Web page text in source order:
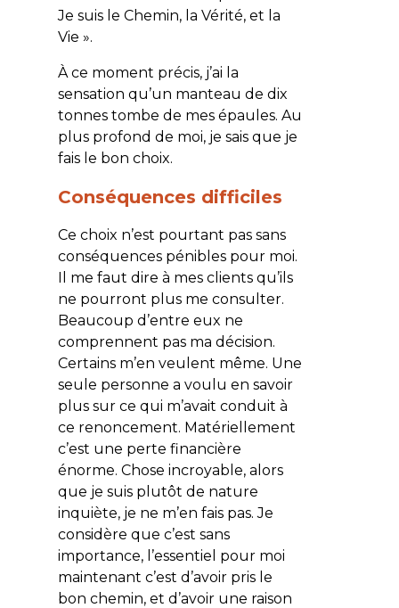
Je suis le Chemin, la Vérité, et la
Vie ».
À ce moment précis, j’ai la
sensation qu’un manteau de dix
tonnes tombe de mes épaules. Au
plus profond de moi, je sais que je
fais le bon choix.
Conséquences difficiles
Ce choix n’est pourtant pas sans
conséquences pénibles pour moi.
Il me faut dire à mes clients qu’ils
ne pourront plus me consulter.
Beaucoup d’entre eux ne
comprennent pas ma décision.
Certains m’en veulent même. Une
seule personne a voulu en savoir
plus sur ce qui m’avait conduit à
ce renoncement. Matériellement
c’est une perte financière
énorme. Chose incroyable, alors
que je suis plutôt de nature
inquiète, je ne m’en fais pas. Je
considère que c’est sans
importance, l’essentiel pour moi
maintenant c’est d’avoir pris le
bon chemin, et d’avoir une raison